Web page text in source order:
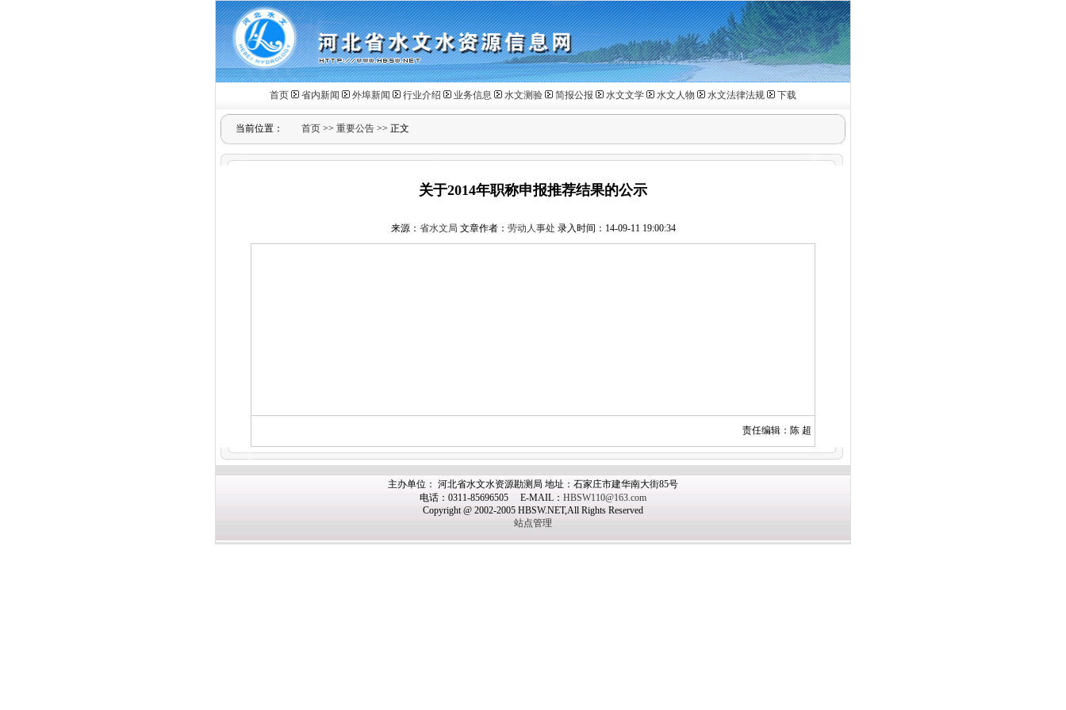
首页 省内新闻 外埠新闻 行业介绍 业务信息 水文测验 简报公报 水文文学 水文人物 水文法律法规 下载
当前位置： 首页 >> 重要公告 >> 正文
关于2014年职称申报推荐结果的公示
来源： 省水文局 文章作者： 劳动人事处 录入时间：14-09-11 19:00:34
责任编辑：陈 超
主办单位： 河北省水文水资源勘测局 地址：石家庄市建华南大街85号
电话：0311-85696505 E-MAIL： HBSW110@163.com
Copyright @ 2002-2005 HBSW.NET,All Rights Reserved
站点管理